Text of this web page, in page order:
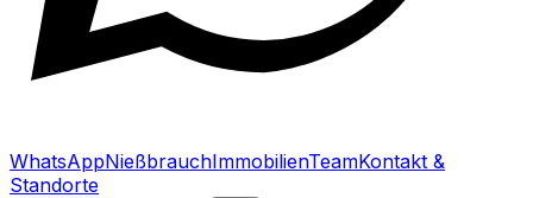
WhatsAppNießbrauchImmobilienTeamKontakt &
Standorte